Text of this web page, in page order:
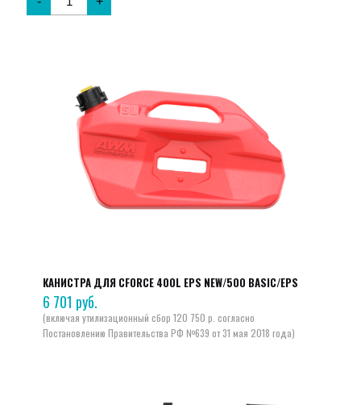
КАНИСТРА ДЛЯ CFORCE 400L EPS NEW/500 BASIC/EPS
6 701 руб.